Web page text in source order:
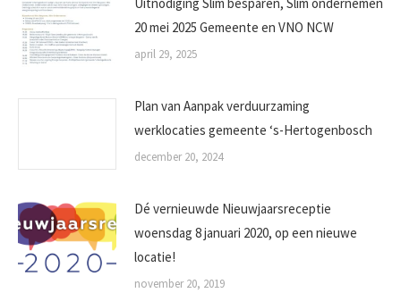
20 mei 2025 Gemeente en VNO NCW
april 29, 2025
Plan van Aanpak verduurzaming
werklocaties gemeente ‘s-Hertogenbosch
december 20, 2024
Dé vernieuwde Nieuwjaarsreceptie
woensdag 8 januari 2020, op een nieuwe
locatie!
november 20, 2019